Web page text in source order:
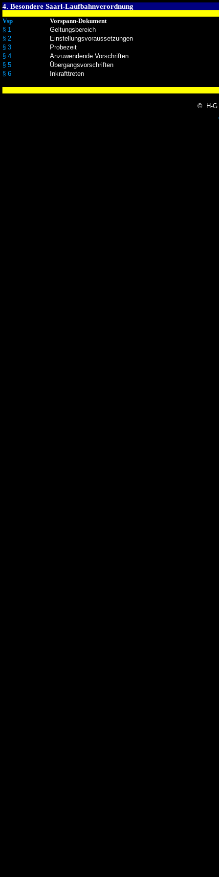
4. Besondere Saarl-Laufbahnverordnung
Vsp
Vorspann-Dokument
§ 1
§ 2
§ 3
§ 4
§ 5
§ 6
Geltungsbereich
Einstellungsvoraussetzungen
Probezeit
Anzuwendende Vorschriften
Übergangsvorschriften
Inkrafttreten
© H-G